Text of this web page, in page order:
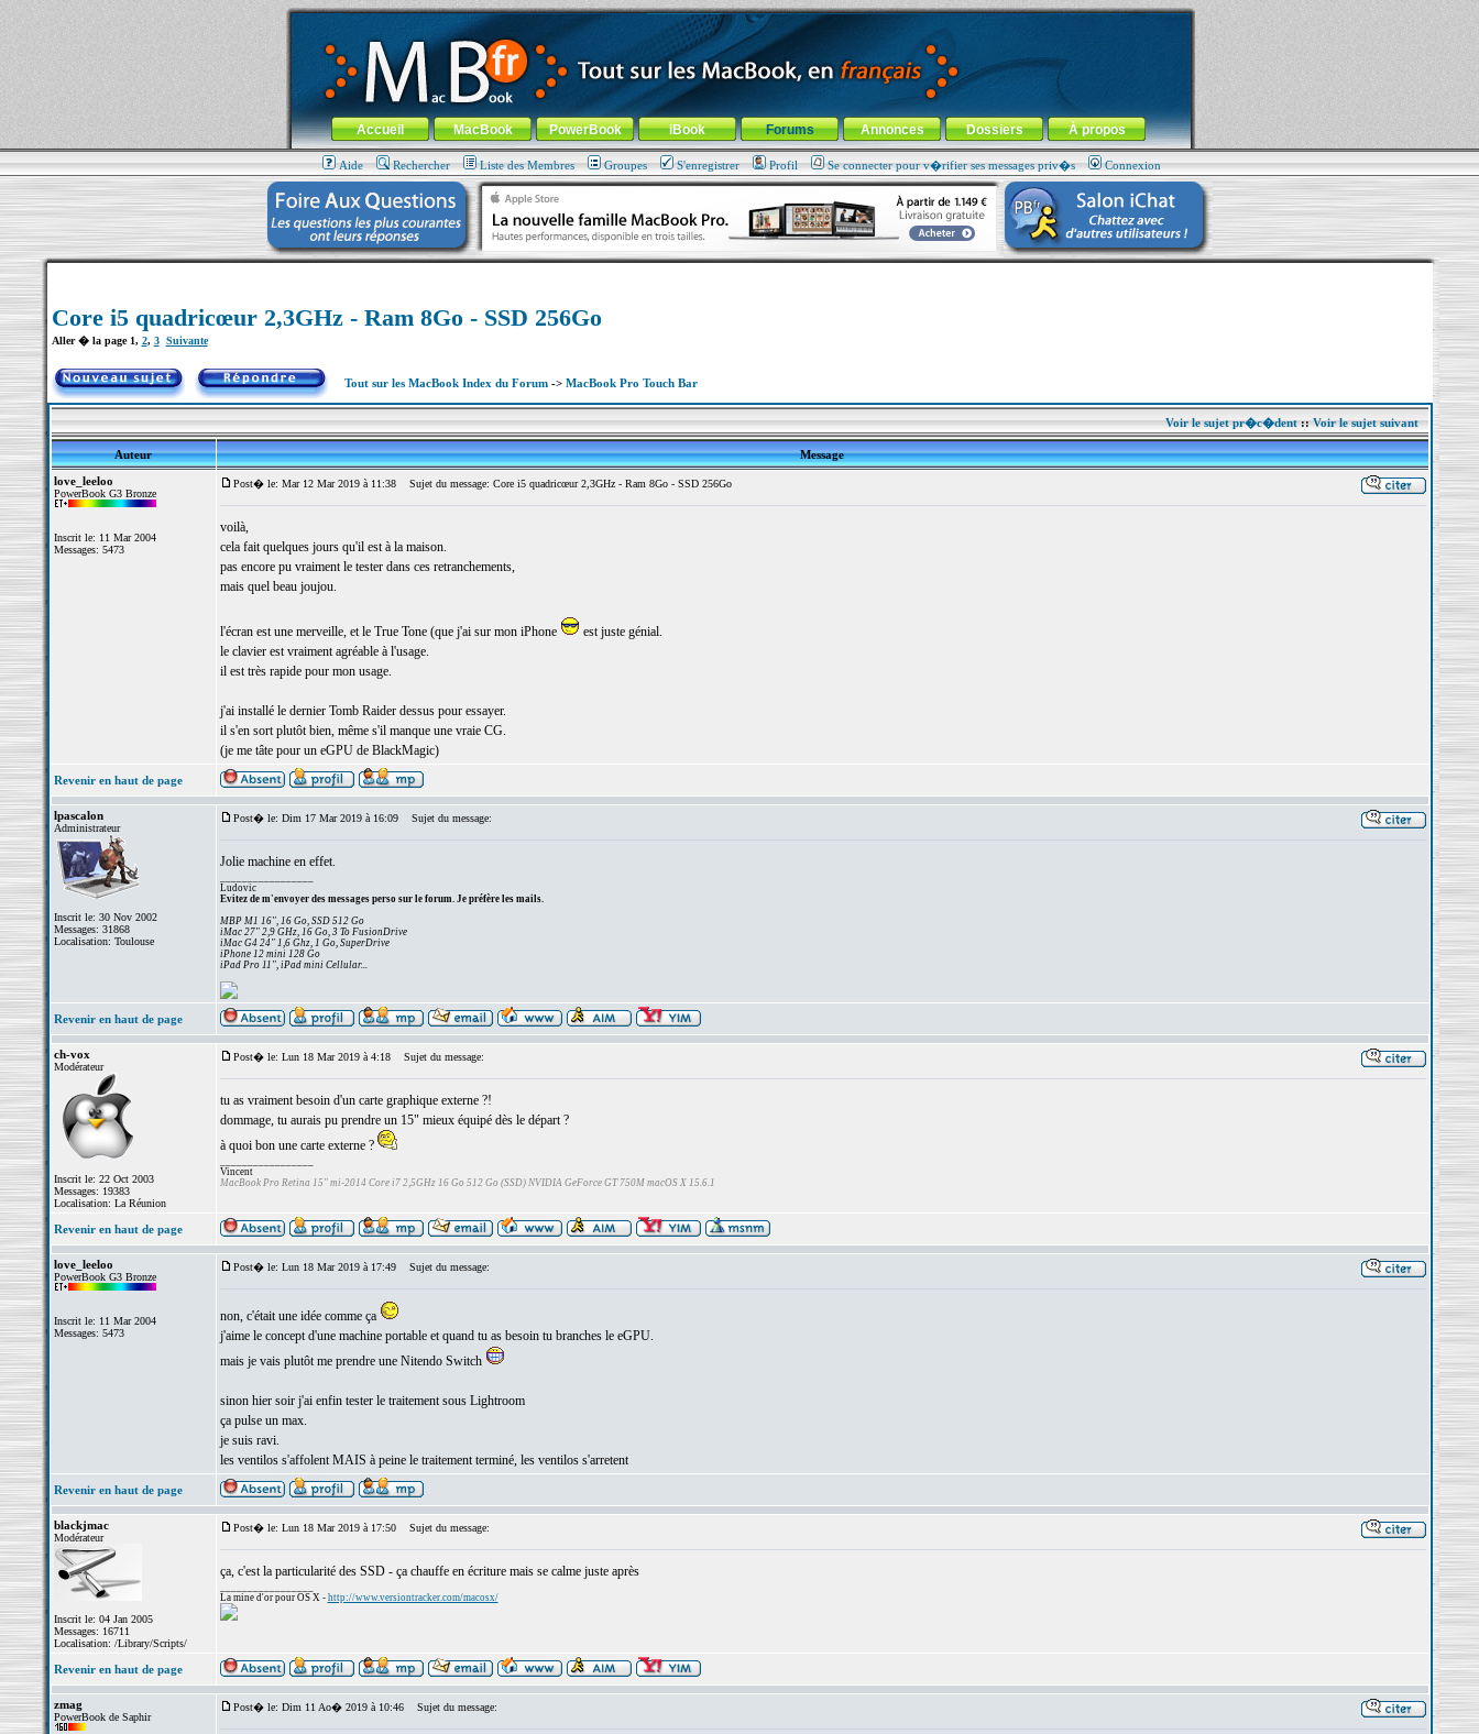
MacBook-fr.com : 100% Apple... 100% nomade !
Aller au contenu-Aller au menu général-Aller au menu de la rubrique
Menu général
Accueil MacBook PowerBook iBook Forums Annonces Dossiers À propos
Aide Rechercher Liste des Membres Groupes S'enregistrer Profil Se connecter pour v�rifier ses messages priv�s Connexion
Core i5 quadricœur 2,3GHz - Ram 8Go - SSD 256Go
Aller � la page 1, 2, 3 Suivante
Tout sur les MacBook Index du Forum-> MacBook Pro Touch Bar
Voir le sujet pr�c�dent::Voir le sujet suivant
Auteur
Message
love_leeloo
PowerBook G3 Bronze
Inscrit le: 11 Mar 2004
Messages: 5473
Post� le: Mar 12 Mar 2019 à 11:38 Sujet du message: Core i5 quadricœur 2,3GHz - Ram 8Go - SSD 256Go
voilà,
cela fait quelques jours qu'il est à la maison.
pas encore pu vraiment le tester dans ces retranchements,
mais quel beau joujou.
l'écran est une merveille, et le True Tone (que j'ai sur mon iPhone
est juste génial.
le clavier est vraiment agréable à l'usage.
il est très rapide pour mon usage.
j'ai installé le dernier Tomb Raider dessus pour essayer.
il s'en sort plutôt bien, même s'il manque une vraie CG.
(je me tâte pour un eGPU de BlackMagic)
Revenir en haut de page
lpascalon
Administrateur
Inscrit le: 30 Nov 2002
Messages: 31868
Localisation: Toulouse
Post� le: Dim 17 Mar 2019 à 16:09 Sujet du message:
Jolie machine en effet.
Ludovic
Evitez de m'envoyer des messages perso sur le forum. Je préfère les mails.
MBP M1 16", 16 Go, SSD 512 Go
iMac 27" 2,9 GHz, 16 Go, 3 To FusionDrive
iMac G4 24" 1,6 Ghz, 1 Go, SuperDrive
iPhone 12 mini 128 Go
iPad Pro 11", iPad mini Cellular...
Revenir en haut de page
ch-vox
Modérateur
Inscrit le: 22 Oct 2003
Messages: 19383
Localisation: La Réunion
Post� le: Lun 18 Mar 2019 à 4:18 Sujet du message:
tu as vraiment besoin d'un carte graphique externe ?!
dommage, tu aurais pu prendre un 15" mieux équipé dès le départ ?
à quoi bon une carte externe ?
Vincent
MacBook Pro Retina 15" mi-2014 Core i7 2,5GHz 16 Go 512 Go (SSD) NVIDIA GeForce GT 750M macOS X 15.6.1
Revenir en haut de page
love_leeloo
PowerBook G3 Bronze
Inscrit le: 11 Mar 2004
Messages: 5473
Post� le: Lun 18 Mar 2019 à 17:49 Sujet du message:
non, c'était une idée comme ça
j'aime le concept d'une machine portable et quand tu as besoin tu branches le eGPU.
mais je vais plutôt me prendre une Nitendo Switch
sinon hier soir j'ai enfin tester le traitement sous Lightroom
ça pulse un max.
je suis ravi.
les ventilos s'affolent MAIS à peine le traitement terminé, les ventilos s'arretent
Revenir en haut de page
blackjmac
Modérateur
Inscrit le: 04 Jan 2005
Messages: 16711
Localisation: /Library/Scripts/
Post� le: Lun 18 Mar 2019 à 17:50 Sujet du message:
ça, c'est la particularité des SSD - ça chauffe en écriture mais se calme juste après
La mine d'or pour OS X - http://www.versiontracker.com/macosx/
Revenir en haut de page
zmag
PowerBook de Saphir
Post� le: Dim 11 Ao� 2019 à 10:46 Sujet du message: